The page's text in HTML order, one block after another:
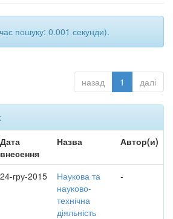
пошуку: 0.001 секунди).
назад 1 далі
Дата
внесення
Назва Автор(и)
24-гру-2015
Наукова та
науково-
технічна
діяльність
-